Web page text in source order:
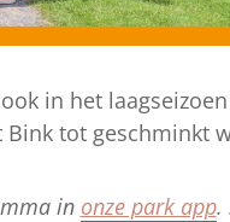
in het
tot geschminkt
in onze park app.